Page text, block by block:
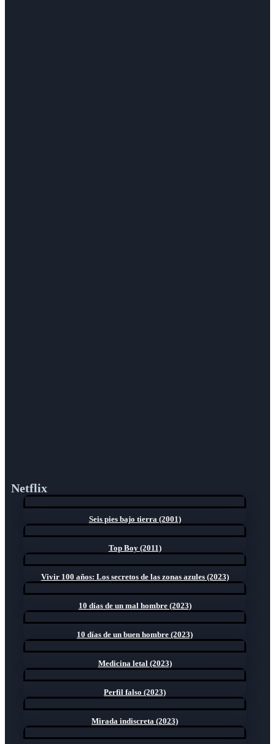
Netflix
Seis pies bajo tierra (2001)
Top Boy (2011)
Vivir 100 años: Los secretos de las zonas azules (2023)
10 días de un mal hombre (2023)
10 días de un buen hombre (2023)
Medicina letal (2023)
Perfil falso (2023)
Mirada indiscreta (2023)